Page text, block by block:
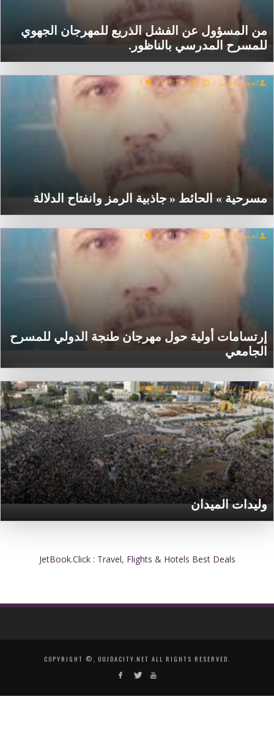
من المسؤول عن الفشل الذريع للمهرجان الجهوي
للمسرح المدرسي بالناظور.
مسرحية » الحائط « جاذبية الرمز وانفتاح الدلالة
لحسن قناني /
18/02/2014
/
1
إرتسامات أولية حول مهرجان طنجة الدولي للمسرح
الجامعي
لحسن قناني /
23/11/2013
/
1
وليدات الميدان
لحسن قناني /
24/03/2011
/
0
JetBook.Click : Travel, Flights & Hotels Best Deals
COPYRIGHT ©, OUJDACITY.NET ALL RIGHTS RESERVED.